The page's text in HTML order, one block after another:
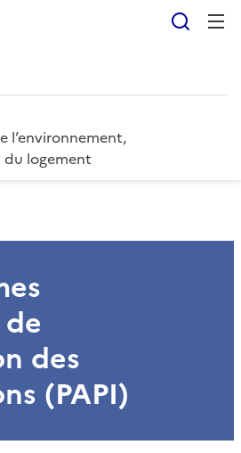
l’environnement,
du logement
des
(PAPI)